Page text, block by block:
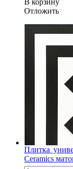
Oтложить
Плитка
Ceramics